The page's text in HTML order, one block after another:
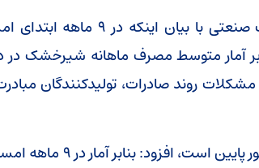
مشکلات روند صادرات، تولیدکنندگان